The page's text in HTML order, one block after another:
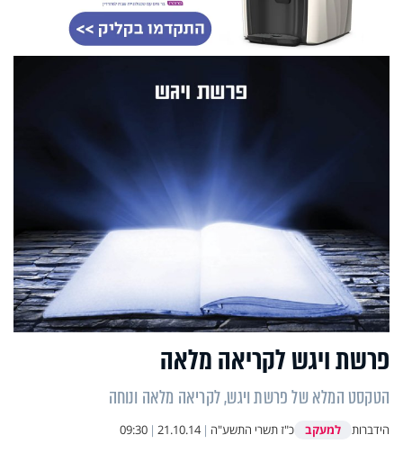
פרשת ויגש לקריאה מלאה
הטקסט המלא של פרשת ויגש, לקריאה מלאה ונוחה
הידברות למעקב כ"ז תשרי התשע"ה |
21.10.14
|
09:30